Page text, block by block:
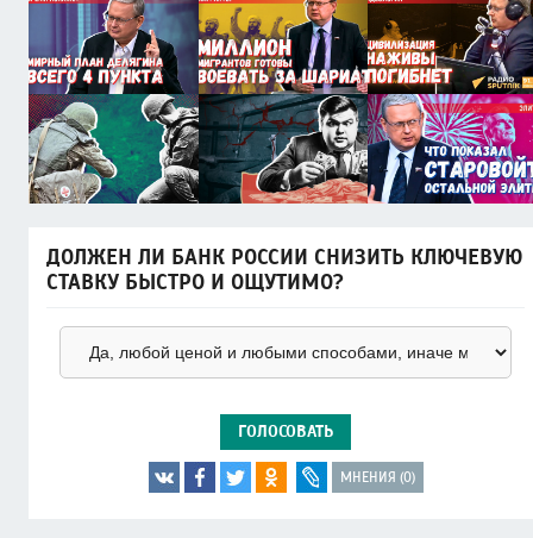
ДОЛЖЕН ЛИ БАНК РОССИИ СНИЗИТЬ КЛЮЧЕВУЮ
СТАВКУ БЫСТРО И ОЩУТИМО?
ГОЛОСОВАТЬ
МНЕНИЯ (0)